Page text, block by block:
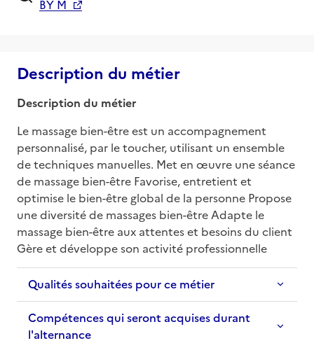
BY M
Description du métier
Description du métier
Le massage bien-être est un accompagnement
personnalisé, par le toucher, utilisant un ensemble
de techniques manuelles. Met en œuvre une séance
de massage bien-être Favorise, entretient et
optimise le bien-être global de la personne Propose
une diversité de massages bien-être Adapte le
massage bien-être aux attentes et besoins du client
Gère et développe son activité professionnelle
Qualités souhaitées pour ce métier
Compétences qui seront acquises durant
l'alternance